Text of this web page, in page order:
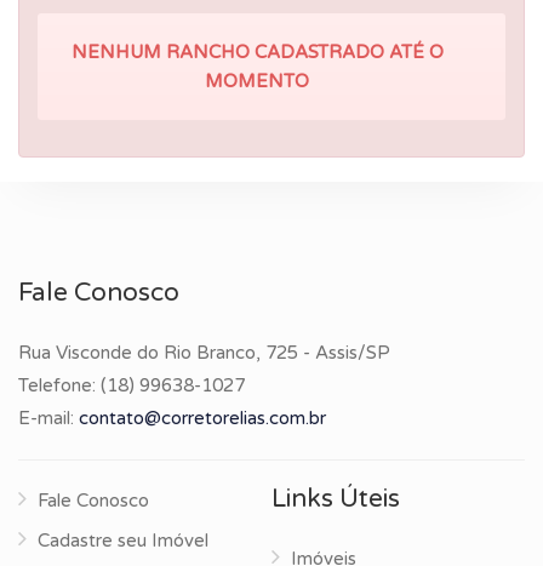
NENHUM RANCHO CADASTRADO ATÉ O
MOMENTO
Fale Conosco
Rua Visconde do Rio Branco, 725 - Assis/SP
Telefone: (18) 99638-1027
E-mail: contato@corretorelias.com.br
Fale Conosco
Cadastre seu Imóvel
Links Úteis
Imóveis